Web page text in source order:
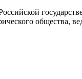
общества,